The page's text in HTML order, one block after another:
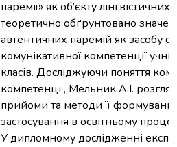
паремії» як об’єкту
теоретично обґрунтовано
автентичних паремій як засобу
комунікативної компетенції
класів. Досліджуючи поняття
компетенції, Мельник А.І.
прийоми та методи її формування
застосування в освітньому
У дипломному дослідженні